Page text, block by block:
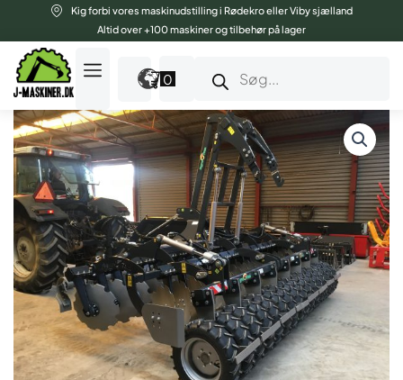
indholdet
Kig forbi vores maskinudstilling i Rødekro eller Viby sjælland
Altid over +100 maskiner og tilbehør på lager
0